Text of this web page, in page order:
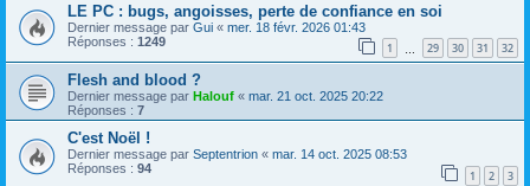
LE PC : bugs, angoisses, perte de confiance en soi
Dernier message par Gui « mer. 18 févr. 2026 01:43
Réponses : 1249 1 29 30 31 32
Flesh and blood ?
Dernier message par Halouf « mar. 21 oct. 2025 20:22
Réponses : 7
C'est Noël !
Dernier message par Septentrion « mar. 14 oct. 2025 08:53
Réponses : 94 1 2 3